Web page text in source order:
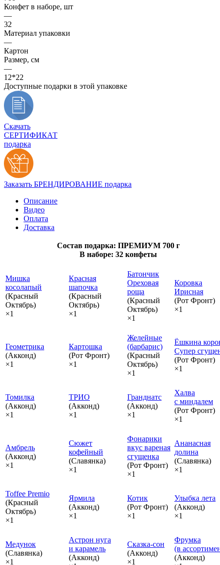
Конфет в наборе, шт
—
32
Материал упаковки
—
Картон
Размер, см
—
12*22
Доступные подарки в этой упаковке
Скачать
СЕРТИФИКАТ
подарка
Заказать БРЕНДИРОВАНИЕ подарка
Описание
Видео
Оплата
Доставка
Состав подарка: ПРЕМИУМ 700 г
В наборе: 32 конфеты
Мишка
косолапый
(Красный
Октябрь)
×1
Красная
шапочка
(Красный
Октябрь)
×1
Батончик
Ореховая
роща
(Красный
Октябрь)
×1
Коровка
Ирисная
(Рот Фронт)
×1
Геометрика
(Акконд)
×1
Картошка
(Рот Фронт)
×1
Желейные
(барбарис)
(Красный
Октябрь)
×1
Ёшкина
Супер
(Рот Фронт)
×1
Томилка
(Акконд)
×1
ТРИО
(Акконд)
×1
Гранднатс
(Акконд)
×1
Халва
с миндалем
(Рот Фронт)
×1
Амбрель
(Акконд)
×1
Сюжет
кофейный
(Славянка)
×1
Фонарики
вкус вареная
сгущенка
(Рот Фронт)
×1
Ананасная
долина
(Славянка)
×1
Toffee Premio
(Красный
Октябрь)
×1
Ярмила
(Акконд)
×1
Котик
(Рот Фронт)
×1
Улыбка лета
(Акконд)
×1
Медунок
(Славянка)
×1
Астрон нуга
и карамель
(Акконд)
Сказка‑сон
(Акконд)
×1
Фрумка
(в
(Акконд)